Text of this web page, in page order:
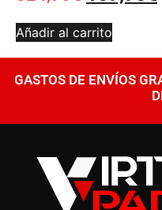
Añadir al carrito
GASTOS DE ENVÍOS